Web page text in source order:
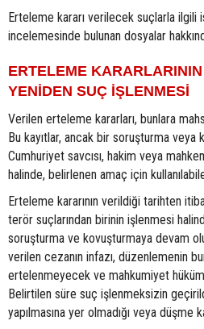
Erteleme kararı verilecek suçlarla
incelemesinde bulunan dosyalar
ERTELEME
YENİDEN SUÇ İŞLENMESİ
Verilen erteleme kararları, bunlara
Bu kayıtlar, ancak bir soruşturma veya
Cumhuriyet savcısı, hakim veya
halinde, belirlenen amaç için
Erteleme kararının verildiği tarihten
terör suçlarından birinin işlenmesi
soruşturma ve kovuşturmaya devam
verilen cezanın infazı, düzenlemenin
ertelenmeyecek ve mahkumiyet
Belirtilen süre suç işlenmeksizin
yapılmasına yer olmadığı veya düşme